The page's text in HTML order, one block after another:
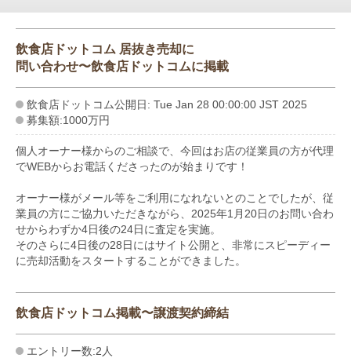
飲食店ドットコム 居抜き売却に
問い合わせ〜飲食店ドットコムに掲載
飲食店ドットコム公開日: Tue Jan 28 00:00:00 JST 2025
募集額:1000万円
個人オーナー様からのご相談で、今回はお店の従業員の方が代理
でWEBからお電話くださったのが始まりです！
オーナー様がメール等をご利用になれないとのことでしたが、従
業員の方にご協力いただきながら、2025年1月20日のお問い合わ
せからわずか4日後の24日に査定を実施。
そのさらに4日後の28日にはサイト公開と、非常にスピーディー
に売却活動をスタートすることができました。
飲食店ドットコム掲載〜譲渡契約締結
エントリー数:2人